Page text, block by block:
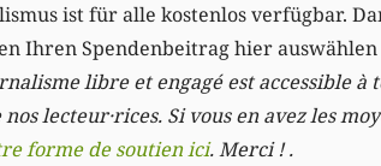
ist für alle kostenlos verfügbar.
Ihren Spendenbeitrag hier
libre et engagé est accessible à
lecteur·rices. Si vous en avez les
forme de soutien ici. Merci ! .